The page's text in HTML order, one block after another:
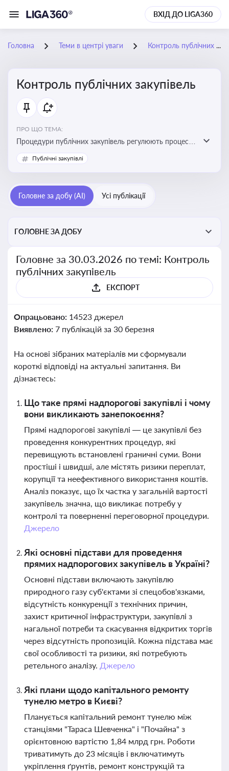
ВХІД ДО LIGA360
Головна Теми в центрі уваги Контроль публічних закупівель
Контроль публічних закупівель
ПРО ЩО ТЕМА:
Процедури публічних закупівель регулюють процес
придбання товарів, робіт і послуг державними
органами та підприємствами. Розуміння цих
юристам і бухгалтерам — забезпечити відповідність
законодавству
Публічні закупівлі
Головне за добу (AI) Усі публікації
ГОЛОВНЕ ЗА ДОБУ
Головне за 30.03.2026 по темі: Контроль
публічних закупівель
ЕКСПОРТ
Опрацьовано: 14523 джерел
Виявлено: 7 публікацій за 30 березня
На основі зібраних матеріалів ми сформували
короткі відповіді на актуальні запитання. Ви
дізнаєтесь:
Що таке прямі надпорогові закупівлі і чому
вони викликають занепокоєння?
Прямі надпорогові закупівлі — це закупівлі без
проведення конкурентних процедур, які
перевищують встановлені граничні суми. Вони
простіші і швидші, але містять ризики переплат,
корупції та неефективного використання коштів.
Аналіз показує, що їх частка у загальній вартості
закупівель значна, що викликає потребу у
контролі та поверненні переговорної процедури.
Джерело
Які основні підстави для проведення
прямих надпорогових закупівель в Україні?
Основні підстави включають закупівлю
природного газу суб'єктами зі спецобов'язками,
відсутність конкуренції з технічних причин,
захист критичної інфраструктури, закупівлі з
нагальної потреби та скасування відкритих торгів
через відсутність пропозицій. Кожна підстава має
свої особливості та ризики, які потребують
ретельного аналізу. Джерело
Які плани щодо капітального ремонту
тунелю метро в Києві?
Планується капітальний ремонт тунелю між
станціями "Тараса Шевченка" і "Почайна" з
орієнтовною вартістю 1,84 млрд грн. Роботи
триватимуть до 23 місяців і включатимуть
укріплення ґрунтів, ремонт конструкцій та